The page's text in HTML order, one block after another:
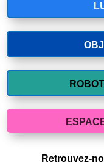
Retrouvez-